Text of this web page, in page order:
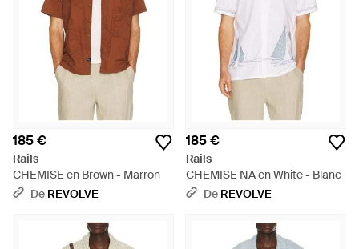
185 €
Rails
CHEMISE en Brown - Marron
De REVOLVE
185 €
Rails
CHEMISE NA en White - Blanc
De REVOLVE